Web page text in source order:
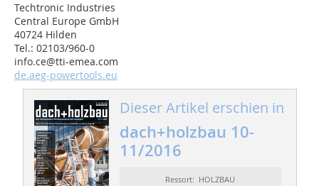
Techtronic Industries
Central Europe GmbH
40724 Hilden
Tel.: 02103/960-0
info.ce@tti-emea.com
de.aeg-powertools.eu
Dieser Artikel erschien in
dach+holzbau 10-
11/2016
Ressort: HOLZBAU